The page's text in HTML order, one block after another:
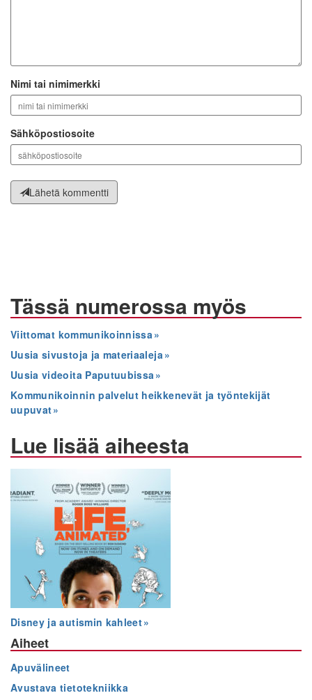
Nimi tai nimimerkki
Sähköpostiosoite
Lähetä kommentti
Tässä numerossa myös
Viittomat kommunikoinnissa
Uusia sivustoja ja materiaaleja
Uusia videoita Paputuubissa
Kommunikoinnin palvelut heikkenevät ja työntekijät
uupuvat
Lue lisää aiheesta
Disney ja autismin kahleet
Aiheet
Apuvälineet
Avustava tietotekniikka